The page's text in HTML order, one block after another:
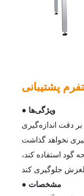
پشتیبانی
● ویژگی‌ها
دقت اندازه‌گیری
گود استفاده کند،
● مشخصات